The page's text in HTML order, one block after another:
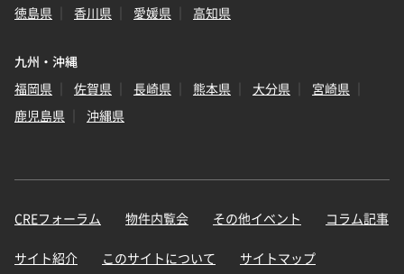
徳島県
香川県 愛媛県 高知県
九州・沖縄
福岡県
佐賀県 長崎県 熊本県 大分県
宮崎県
鹿児島県
沖縄県
CREフォーラム 物件内覧会 その他イベント コラム記事
サイト紹介 このサイトについて サイトマップ